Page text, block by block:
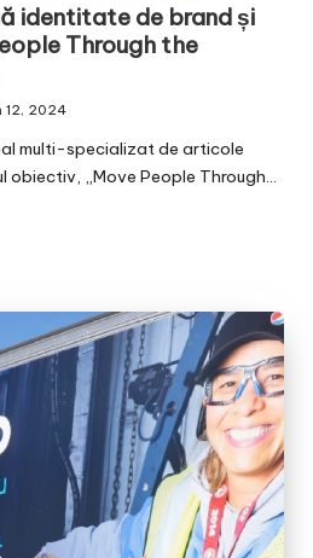
identitate de brand și
Through the
12, 2024
multi-specializat de articole
obiectiv, „Move People Through…